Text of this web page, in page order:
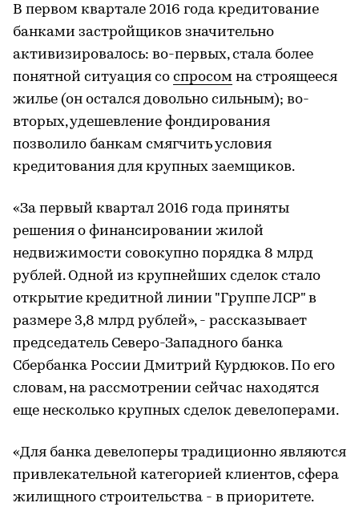
В первом квартале 2016 года кредитование
банками застройщиков значительно
активизировалось: во-первых, стала более
понятной ситуация со спросом на строящееся
жилье (он остался довольно сильным); во-
вторых, удешевление фондирования
позволило банкам смягчить условия
кредитования для крупных заемщиков.
«За первый квартал 2016 года приняты
решения о финансировании жилой
недвижимости совокупно порядка 8 млрд
рублей. Одной из крупнейших сделок стало
открытие кредитной линии "Группе ЛСР" в
размере 3,8 млрд рублей», - рассказывает
председатель Северо-Западного банка
Сбербанка России Дмитрий Курдюков. По его
словам, на рассмотрении сейчас находятся
еще несколько крупных сделок девелоперами.
«Для банка девелоперы традиционно являются
привлекательной категорией клиентов, сфера
жилищного строительства - в приоритете.